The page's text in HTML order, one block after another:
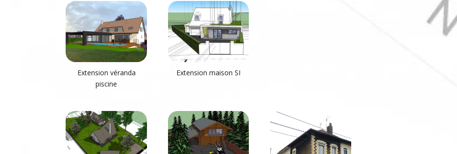
Extension véranda
piscine
Extension maison SI